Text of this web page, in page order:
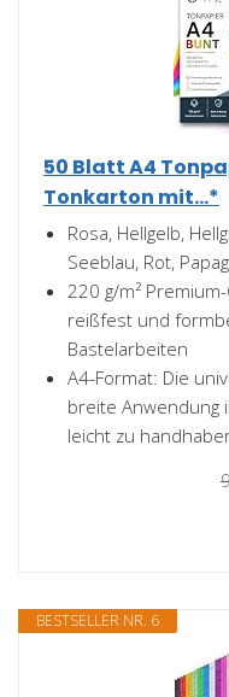
50 Blatt A4
Tonkarton mit...*
Rosa, Hellgelb,
Seeblau, Rot,
220 g/m²
reißfest und
Bastelarbeiten
A4-Format: Die
breite Anwendung
leicht zu
BESTSELLER NR. 6